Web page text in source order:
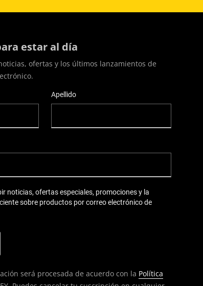
estar al día
ofertas y los últimos lanzamientos de
Apellido
noticias, ofertas especiales, promociones y la
sobre productos por correo electrónico de
será procesada de acuerdo con la Política